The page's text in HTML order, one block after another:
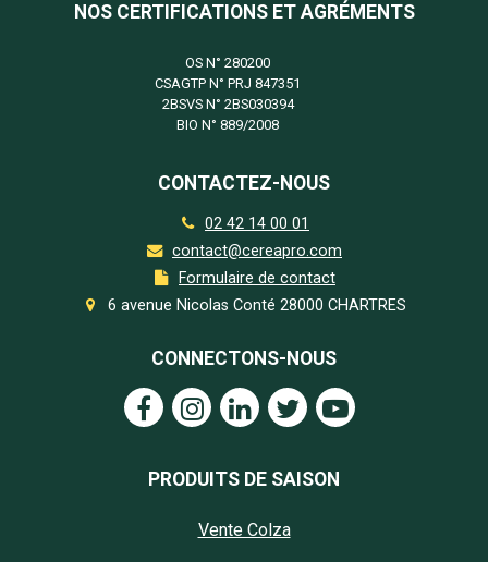
NOS CERTIFICATIONS ET AGRÉMENTS
OS N° 280200
CSAGTP N° PRJ 847351
2BSVS N° 2BS030394
BIO N° 889/2008
CONTACTEZ-NOUS
02 42 14 00 01
contact@cereapro.com
Formulaire de contact
6 avenue Nicolas Conté 28000 CHARTRES
CONNECTONS-NOUS
PRODUITS DE SAISON
Vente Colza